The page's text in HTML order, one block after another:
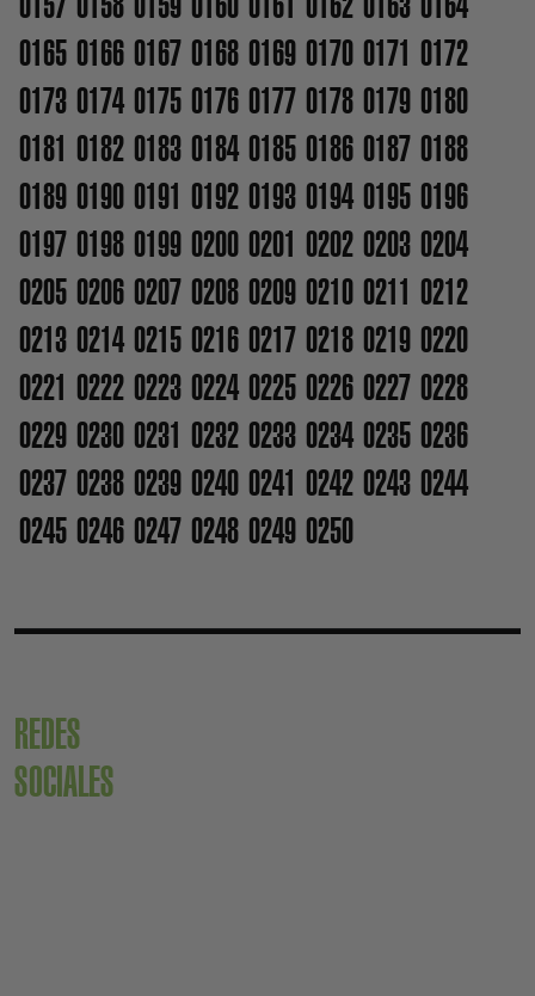
0165 0166 0167 0168 0169 0170 0171 0172
0173 0174 0175 0176 0177 0178 0179 0180
0181 0182 0183 0184 0185 0186 0187 0188
0189 0190 0191 0192 0193 0194 0195 0196
0197 0198 0199 0200 0201 0202 0203 0204
0205 0206 0207 0208 0209 0210 0211 0212
0213 0214 0215 0216 0217 0218 0219 0220
0221 0222 0223 0224 0225 0226 0227 0228
0229 0230 0231 0232 0233 0234 0235 0236
0237 0238 0239 0240 0241 0242 0243 0244
0245 0246 0247 0248 0249 0250
REDES
SOCIALES